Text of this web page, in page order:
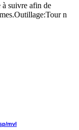
à suivre afin de
n
mvl